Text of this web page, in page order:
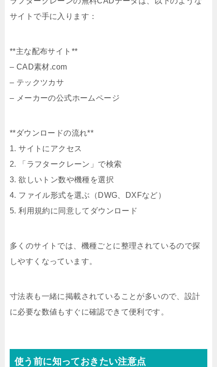
サイトで手に入ります：
**主な配布サイト**
– CAD素材.com
– テックツカサ
– メーカーの公式ホームページ
**ダウンロードの流れ**
1. サイトにアクセス
2. 「ラフタークレーン」で検索
3. 欲しいトン数や機種を選択
4. ファイル形式を選ぶ（DWG、DXFなど）
5. 利用規約に同意してダウンロード
多くのサイトでは、機種ごとに整理されているので探
しやすくなっています。
寸法表も一緒に掲載されていることが多いので、設計
に必要な数値もすぐに確認できて便利です。
使う前に知っておきたい注意点